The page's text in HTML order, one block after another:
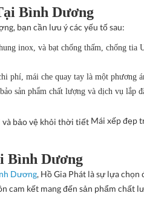
Bình Dương
bạn cần lưu ý các yếu tố sau:
inox, và bạt chống thấm, chống tia
phí, mái che quay tay là một phương
sản phẩm chất lượng và dịch vụ lắp
Mái xếp đẹp
Bình Dương
Dương, Hồ Gia Phát là sự lựa chọn
cam kết mang đến sản phẩm chất